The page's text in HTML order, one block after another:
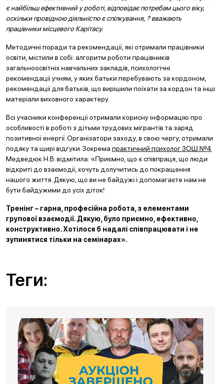
є найбільш ефективний у роботі, відповідає потребам цього віку,
оскільки провідною діяльністю є спілкування, ? вважають
працівники місцевого Карітасу.
Методичні поради та рекомендації, які отримали працівники
освіти, містили в собі: алгоритм роботи працівників
загальноосвітніх навчальних закладів, психологічні
рекомендації учням, у яких батьки перебувають за кордоном,
рекомендації для батьків, що вирішили поїхати за кордон та інші
матеріали виховного характеру.
Всі учасники конференції отримали корисну інформацію про
особливості в роботі з дітьми трудових мігрантів та заряд
позитивної енергії. Організатори заходу, в свою чергу, отримали
подяку та щирі відгуки. Зокрема практичний психолог ЗОШ №4
Медведюк Н.В. відмітила: «Приємно, що є співпраця, що люди
відкриті до взаємодії, хочуть долучитись до покращення
нашого життя. Дякую, що ви не байдужі і допомагаєте нам не
бути байдужими до усіх діток!
Тренінг – гарна, професійна робота, з елементами
групової взаємодії. Дякую, було приємно, ефективно,
конструктивно. Хотілося б надалі співпрацювати і не
зупинятися тільки на семінарах».
Теги: